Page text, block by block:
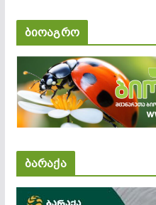
ბიოაგრო
ბარაქა